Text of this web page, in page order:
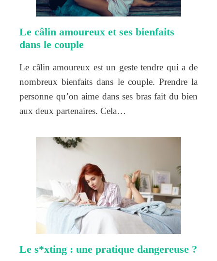
Le câlin amoureux et ses bienfaits
dans le couple
Le câlin amoureux est un geste tendre qui a de
nombreux bienfaits dans le couple. Prendre la
personne qu’on aime dans ses bras fait du bien
aux deux partenaires. Cela…
Le s*xting : une pratique dangereuse ?